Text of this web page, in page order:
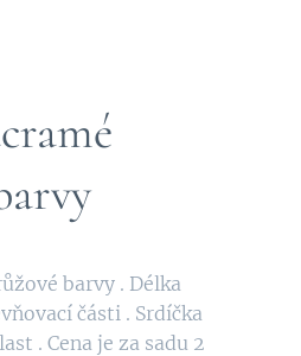
barvy . Délka
části . Srdíčka
. Cena je za sadu 2